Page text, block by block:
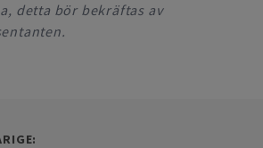
detta bör bekräftas av